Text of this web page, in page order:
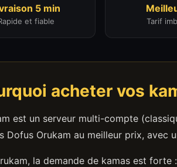
5 min
et fiable Tarif
acheter vos
est un serveur multi-compte
Dofus Orukam au meilleur prix, avec
la demande de kamas est